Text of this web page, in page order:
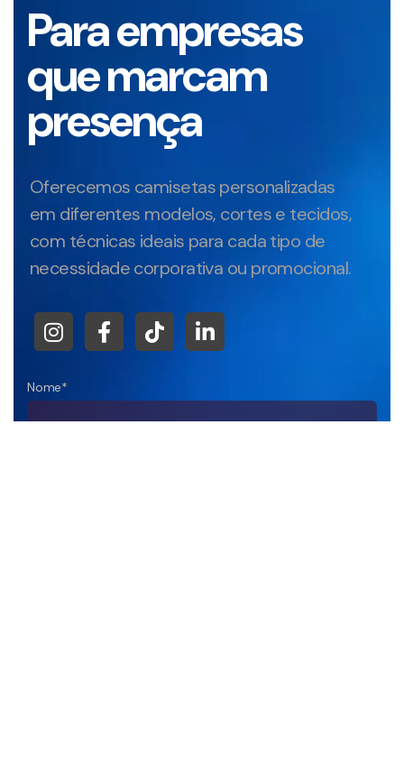
Para empresas
que marcam
presença
Oferecemos camisetas personalizadas
em diferentes modelos, cortes e tecidos,
com técnicas ideais para cada tipo de
necessidade corporativa ou promocional.
Nome*